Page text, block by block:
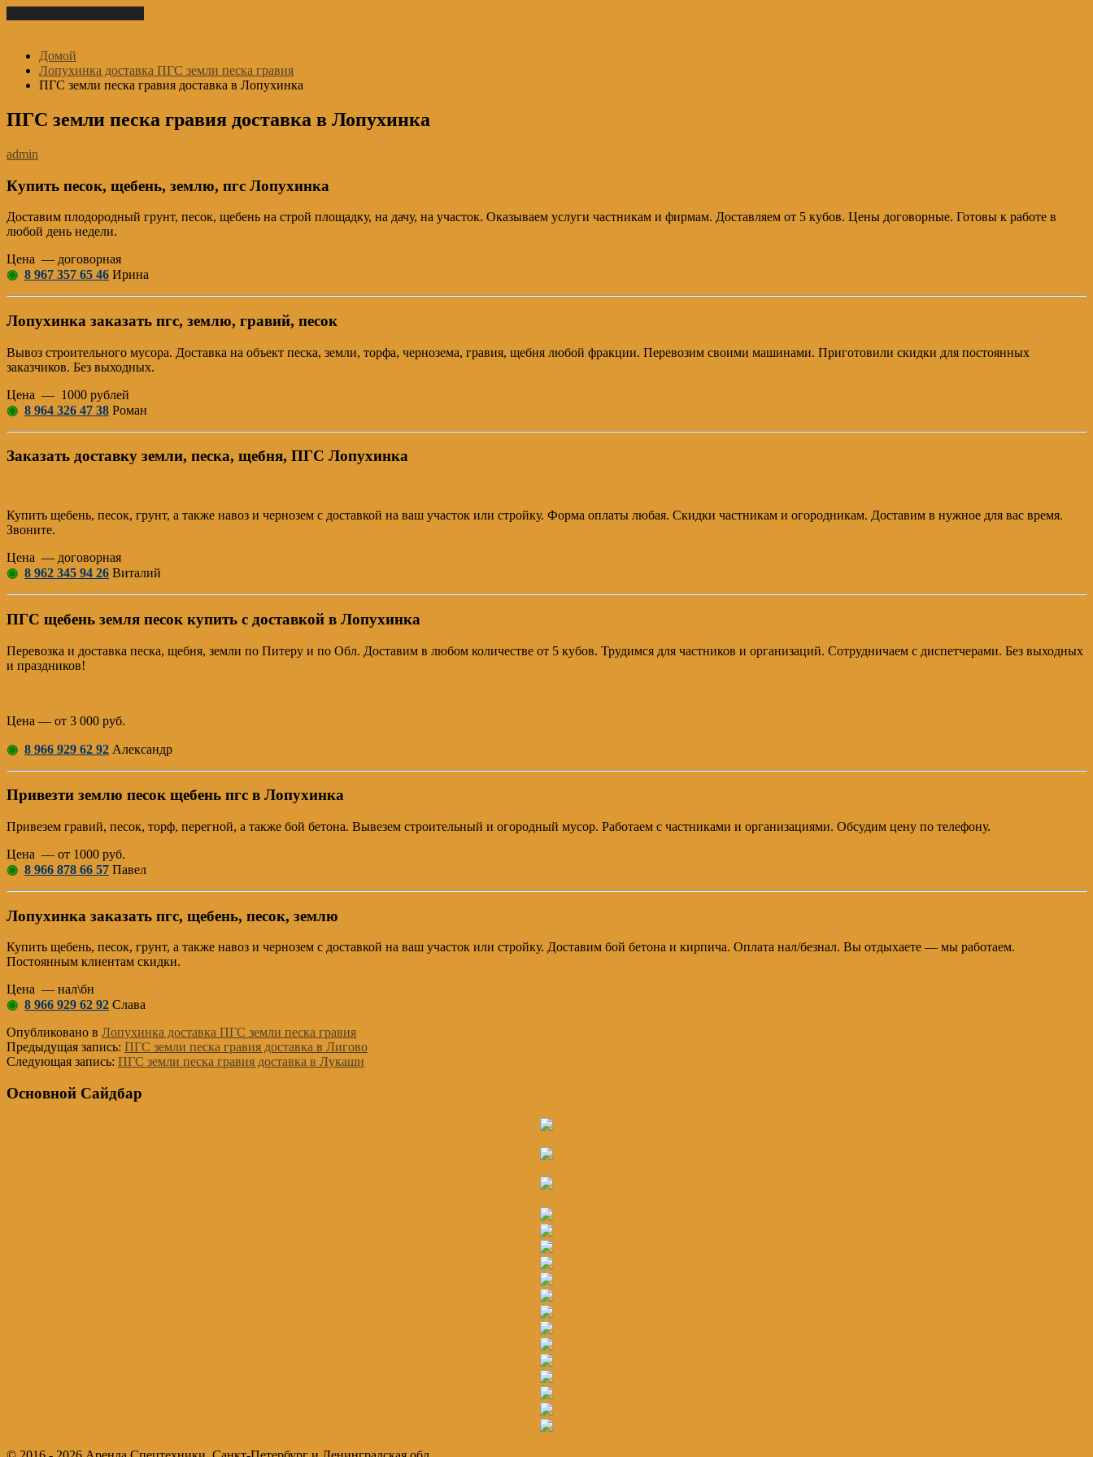
Домой
Лопухинка доставка ПГС земли песка гравия
ПГС земли песка гравия доставка в Лопухинка
ПГС земли песка гравия доставка в Лопухинка
admin
Купить песок, щебень, землю, пгс Лопухинка
Доставим плодородный грунт, песок, щебень на строй площадку, на дачу, на участок. Оказываем услуги частникам и фирмам. Доставляем от 5 кубов. Цены договорные. Готовы к работе в
любой день недели.
Цена — договорная
◉ 8 967 357 65 46 Ирина
Лопухинка заказать пгс, землю, гравий, песок
Вывоз строительного мусора. Доставка на объект песка, земли, торфа, чернозема, гравия, щебня любой фракции. Перевозим своими машинами. Приготовили скидки для постоянных
заказчиков. Без выходных.
Цена — 1000 рублей
◉ 8 964 326 47 38 Роман
Заказать доставку земли, песка, щебня, ПГС Лопухинка
Купить щебень, песок, грунт, а также навоз и чернозем с доставкой на ваш участок или стройку. Форма оплаты любая. Скидки частникам и огородникам. Доставим в нужное для вас время.
Звоните.
Цена — договорная
◉ 8 962 345 94 26 Виталий
ПГС щебень земля песок купить с доставкой в Лопухинка
Перевозка и доставка песка, щебня, земли по Питеру и по Обл. Доставим в любом количестве от 5 кубов. Трудимся для частников и организаций. Сотрудничаем с диспетчерами. Без выходных
и праздников!
Цена — от 3 000 руб.
◉ 8 966 929 62 92 Александр
Привезти землю песок щебень пгс в Лопухинка
Привезем гравий, песок, торф, перегной, а также бой бетона. Вывезем строительный и огородный мусор. Работаем с частниками и организациями. Обсудим цену по телефону.
Цена — от 1000 руб.
◉ 8 966 878 66 57 Павел
Лопухинка заказать пгс, щебень, песок, землю
Купить щебень, песок, грунт, а также навоз и чернозем с доставкой на ваш участок или стройку. Доставим бой бетона и кирпича. Оплата нал/безнал. Вы отдыхаете — мы работаем.
Постоянным клиентам скидки.
Цена — нал\бн
◉ 8 966 929 62 92 Слава
Опубликовано в Лопухинка доставка ПГС земли песка гравия
Предыдущая запись: ПГС земли песка гравия доставка в Лигово
Следующая запись: ПГС земли песка гравия доставка в Лукаши
Основной Сайдбар